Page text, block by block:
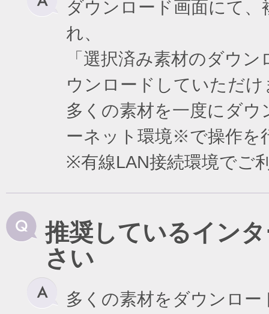
ダウンロード画面にて
れ、
「選択済み素材のダウ
ウンロードしていただけ
多くの素材を一度にダ
ーネット環境※で操作を
※有線LAN接続環境でご
推奨しているイン
さい
多くの素材をダウンロ